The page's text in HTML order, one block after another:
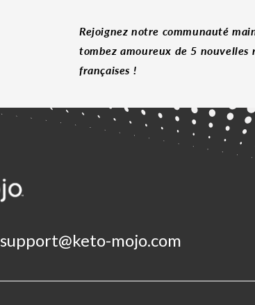
Rejoignez notre communauté
tombez amoureux de 5 nouvelles
françaises !
support@keto-mojo.com